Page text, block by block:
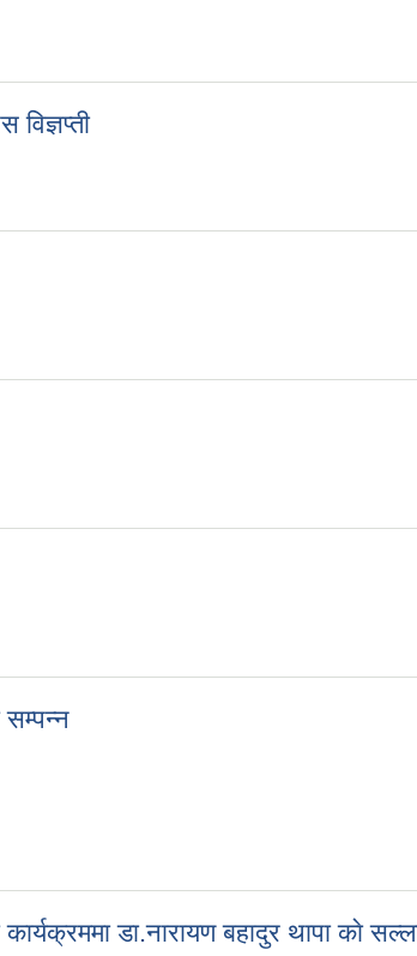
विज्ञप्ती
सम्पन्न
डा.नारायण बहादुर थापा काे